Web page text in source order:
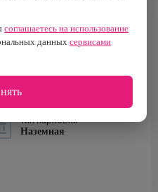
Площадь
№9
Тип парковки
Наземная
соглашаетесь на использование
данных сервисами